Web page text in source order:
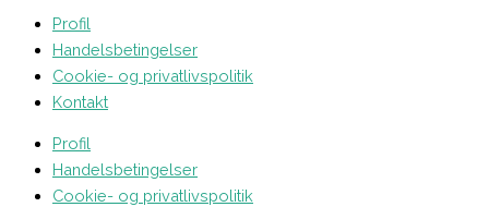
Profil
Handelsbetingelser
Cookie- og privatlivspolitik
Kontakt
Profil
Handelsbetingelser
Cookie- og privatlivspolitik